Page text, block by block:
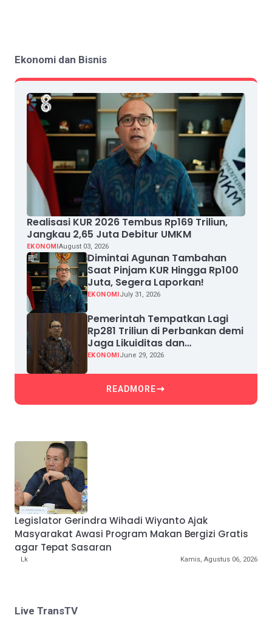
Ekonomi dan Bisnis
Realisasi KUR 2026 Tembus Rp169 Triliun,
Jangkau 2,65 Juta Debitur UMKM
EKONOMIAugust 03, 2026
Dimintai Agunan Tambahan
Saat Pinjam KUR Hingga Rp100
Juta, Segera Laporkan!
EKONOMIJuly 31, 2026
Pemerintah Tempatkan Lagi
Rp281 Triliun di Perbankan demi
Jaga Likuiditas dan
Pertumbuhan Kredit
EKONOMIJune 29, 2026
READMORE
Legislator Gerindra Wihadi Wiyanto Ajak
Masyarakat Awasi Program Makan Bergizi Gratis
agar Tepat Sasaran
Lk Kamis, Agustus 06, 2026
Live TransTV